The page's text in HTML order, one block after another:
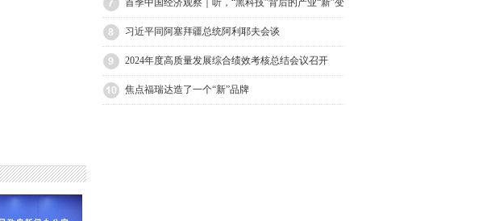
首季中国经济观察｜听，“黑科技”背后的产业“新”变
迁
习近平同阿塞拜疆总统阿利耶夫会谈
2024年度高质量发展综合绩效考核总结会议召开
焦点福瑞达造了一个“新”品牌